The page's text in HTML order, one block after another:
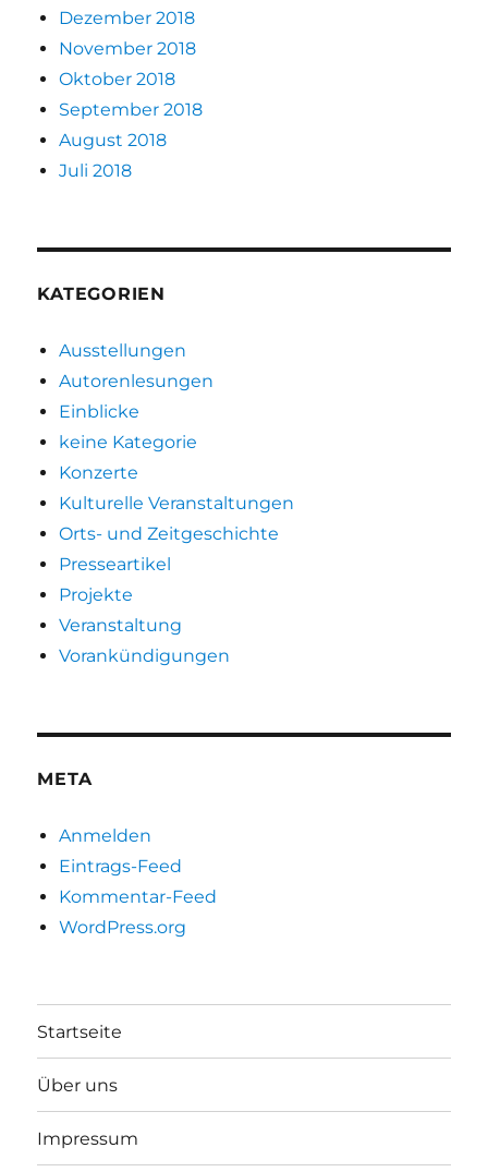
Dezember 2018
November 2018
Oktober 2018
September 2018
August 2018
Juli 2018
KATEGORIEN
Ausstellungen
Autorenlesungen
Einblicke
keine Kategorie
Konzerte
Kulturelle Veranstaltungen
Orts- und Zeitgeschichte
Presseartikel
Projekte
Veranstaltung
Vorankündigungen
META
Anmelden
Eintrags-Feed
Kommentar-Feed
WordPress.org
Startseite
Über uns
Impressum